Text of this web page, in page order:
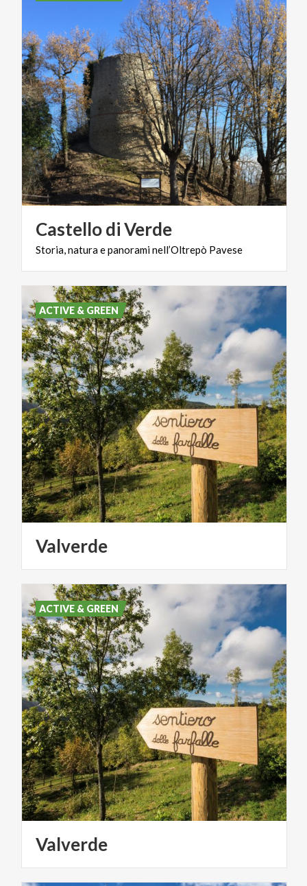
CastellodiVerde
Storia,naturaepanoraminell’Oltrepò Pavese
Valverde
ACTIVE & GREEN
Valverde
ACTIVE & GREEN